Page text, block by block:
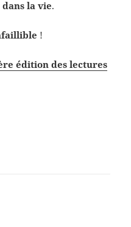
la vie.
!
édition des lectures